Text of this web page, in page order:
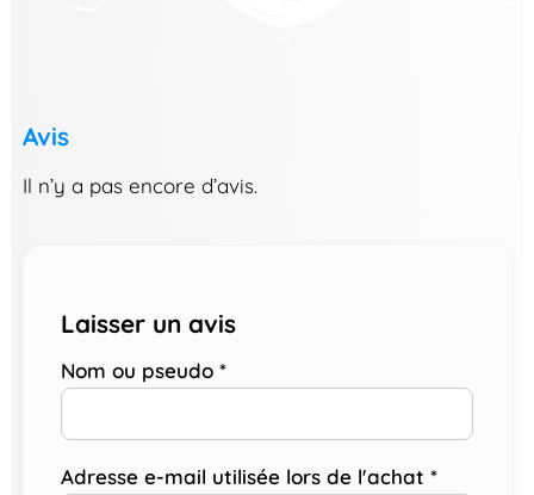
Avis
Il n’y a pas encore d’avis.
Laisser un avis
Nom ou pseudo *
Adresse e-mail utilisée lors de l'achat *